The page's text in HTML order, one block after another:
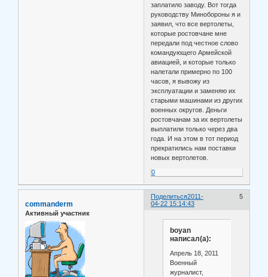
заплатило заводу. Вот тогда
руководству Минобороны я и
заявил, что все вертолеты,
которые ростовчане мне
передали под честное слово
командующего Армейской
авиацией, и которые только
налетали примерно по 100
часов, я вывожу из
эксплуатации и заменяю их
старыми машинами из других
военных округов. Деньги
ростовчанам за их вертолеты
выплатили только через два
года. И на этом в тот период
прекратились нам поставки
новых вертолетов.
0
Поделиться 5
2011-
04-22 15:14:43
commanderm
Активный участник
boyan
написал(а):
Апрель 18, 2011
Военный
журналист,